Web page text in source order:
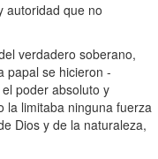
autoridad que no
verdadero soberano,
papal se hicieron
poder absoluto y
la limitaba ninguna fuerza
Dios y de la naturaleza,